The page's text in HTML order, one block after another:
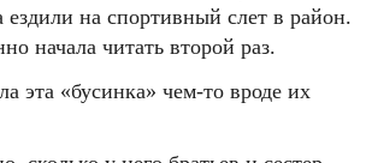
на спортивный слет в район.
начала читать второй раз.
эта «бусинка» чем-то вроде их